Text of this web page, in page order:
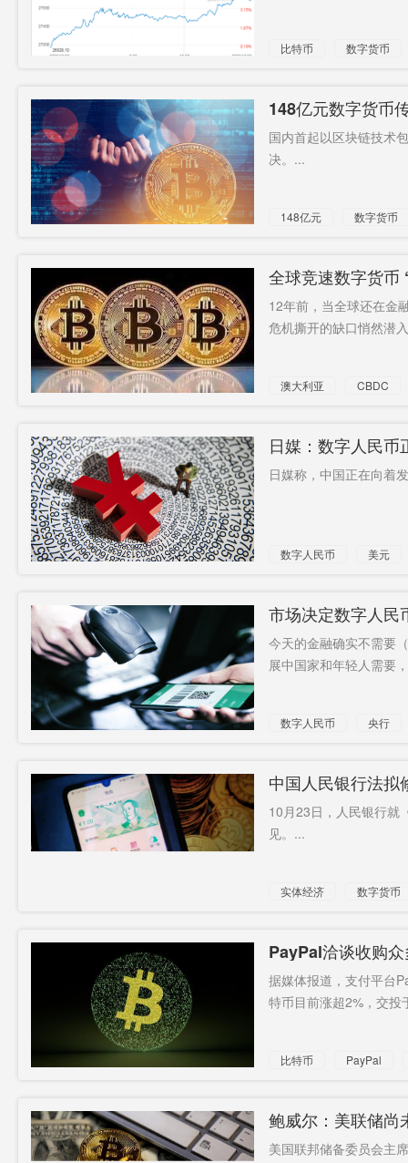
比特币 数字货币
148亿元数字货币
国内首起以区块链技术
决。...
148亿元 数字货币
全球竞速数字货币
12年前，当全球还在金
危机撕开的缺口悄然潜
澳大利亚 CBDC
日媒：数字人民
日媒称，中国正在向着
数字人民币 美元
市场决定数字人民
今天的金融确实不需要
展中国家和年轻人需要
数字人民币 央行
中国人民银行法拟
10月23日，人民银行就
见。...
实体经济 数字货币
PayPal洽谈收购
据媒体报道，支付平台
特币目前涨超2%，交
比特币 PayPal
鲍威尔：美联储尚
美国联邦储备委员会主